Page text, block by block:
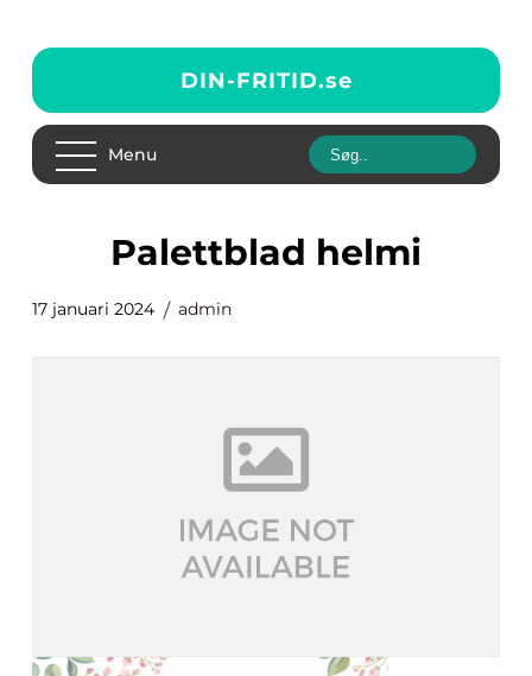
DIN-FRITID.se
Menu
palettblad helmi
17 januari 2024 admin